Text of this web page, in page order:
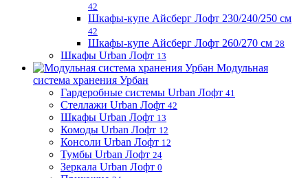
42
Шкафы-купе Айсберг Лофт 230/240/250 см
42
Шкафы-купе Айсберг Лофт 260/270 см 28
Шкафы Urban Лофт 13
Модульная
система хранения Урбан
Гардеробные системы Urban Лофт 41
Стеллажи Urban Лофт 42
Шкафы Urban Лофт 13
Комоды Urban Лофт 12
Консоли Urban Лофт 12
Тумбы Urban Лофт 24
Зеркала Urban Лофт 0